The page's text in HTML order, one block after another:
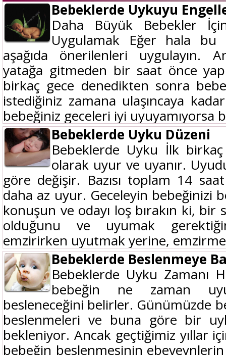
Bebeklerde Uykuyu
Daha Büyük Bebekler
Uygulamak Eğer hala bu
aşağıda önerilenleri uygulayın.
yatağa gitmeden bir saat önce
birkaç gece denedikten sonra
istediğiniz zamana ulaşıncaya kadar
bebeğiniz geceleri iyi uyuyamıyorsa
Bebeklerde Uyku Düzeni
Bebeklerde Uyku İlk
olarak uyur ve uyanır.
göre değişir. Bazısı toplam 14
daha az uyur. Geceleyin bebeğinizi
konuşun ve odayı loş bırakın ki, bir
olduğunu ve uyumak
emzirirken uyutmak yerine,
Bebeklerde Beslenmeye
Bebeklerde Uyku Zamanı
bebeğin ne zaman
besleneceğini belirler. Günümüzde
beslenmeleri ve buna göre bir
bekleniyor. Ancak geçtiğimiz yıllar
bebeğin beslenmesinin